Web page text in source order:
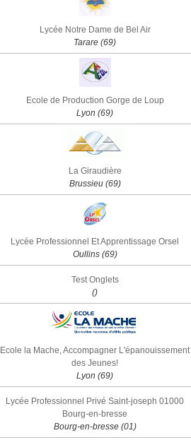
Lycée Notre Dame de Bel Air
Tarare (69)
Ecole de Production Gorge de Loup
Lyon (69)
La Giraudière
Brussieu (69)
Lycée Professionnel Et Apprentissage Orsel
Oullins (69)
Test Onglets
()
Ecole la Mache, Accompagner L'épanouissement
des Jeunes!
Lyon (69)
Lycée Professionnel Privé Saint-joseph 01000
Bourg-en-bresse
Bourg-en-bresse (01)